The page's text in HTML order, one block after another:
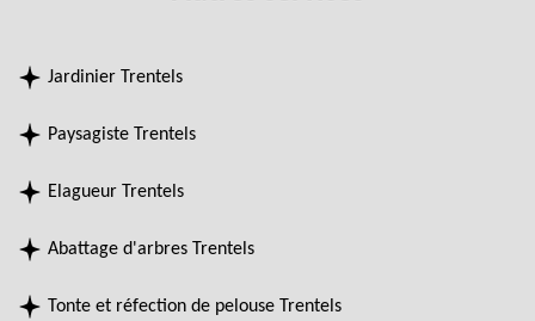
Jardinier Trentels
Paysagiste Trentels
Elagueur Trentels
Abattage d'arbres Trentels
Tonte et réfection de pelouse Trentels